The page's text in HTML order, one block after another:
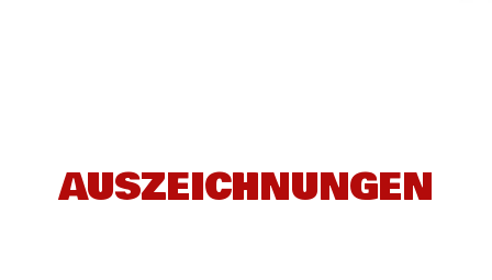
AUSZEICHNUNGEN